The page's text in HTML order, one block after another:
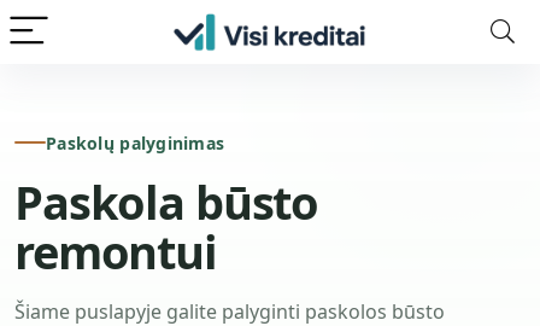
Paskolų palyginimas
Paskola būsto
remontui
Šiame puslapyje galite palyginti paskolos būsto